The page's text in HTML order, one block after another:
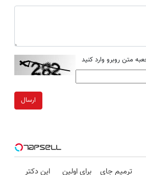
متن روبرو وارد کنید
ارسال
ترمیم جای
برای اولین
این دکتر